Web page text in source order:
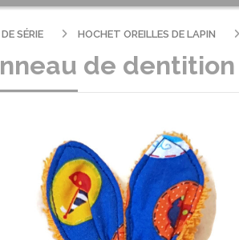
SÉRIE HOCHET OREILLES DE LAPIN
de